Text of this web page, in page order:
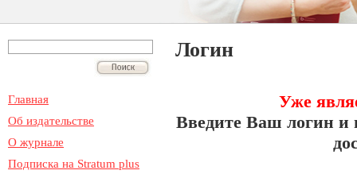
Главная
Об издательстве
О журнале
Подписка на Stratum plus
Логин
Уже
Введите Ваш логин и